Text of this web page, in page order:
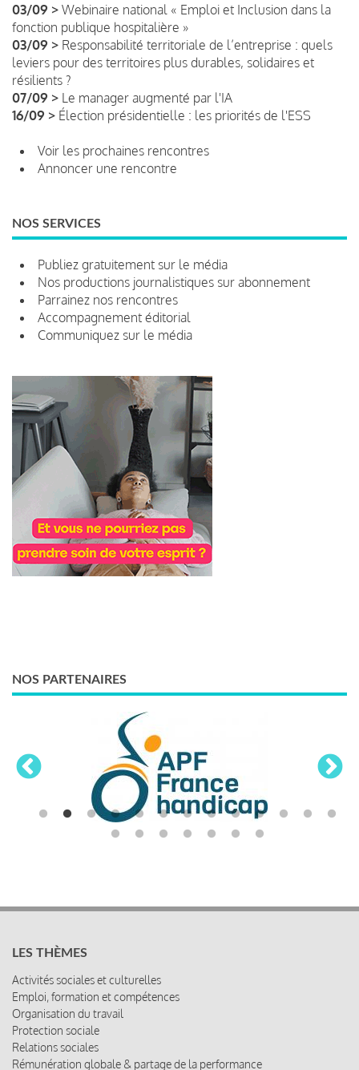
03/09 > Webinaire national « Emploi et Inclusion dans la
fonction publique hospitalière »
03/09 > Responsabilité territoriale de l’entreprise : quels
leviers pour des territoires plus durables, solidaires et
résilients ?
07/09 > Le manager augmenté par l'IA
16/09 > Élection présidentielle : les priorités de l'ESS
Voir les prochaines rencontres
Annoncer une rencontre
NOS SERVICES
Publiez gratuitement sur le média
Nos productions journalistiques sur abonnement
Parrainez nos rencontres
Accompagnement éditorial
Communiquez sur le média
NOS PARTENAIRES
LES THÈMES
Activités sociales et culturelles
Emploi, formation et compétences
Organisation du travail
Protection sociale
Relations sociales
Rémunération globale & partage de la performance